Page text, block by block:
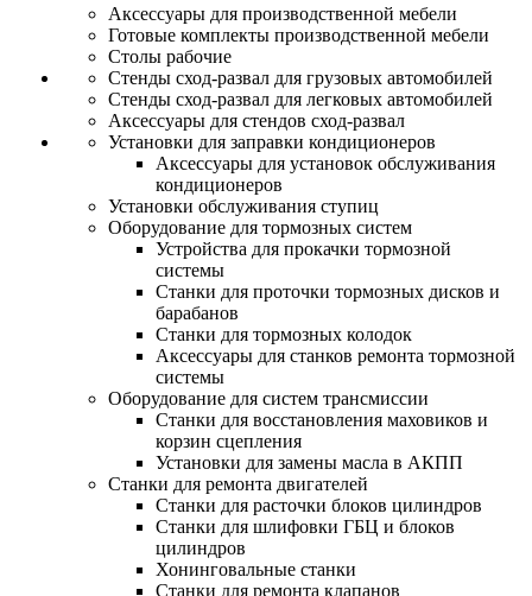
Аксессуары для производственной мебели
Готовые комплекты производственной мебели
Столы рабочие
Стенды сход-развал для грузовых автомобилей
Стенды сход-развал для легковых автомобилей
Аксессуары для стендов сход-развал
Установки для заправки кондиционеров
Аксессуары для установок обслуживания
кондиционеров
Установки обслуживания ступиц
Оборудование для тормозных систем
Устройства для прокачки тормозной
системы
Станки для проточки тормозных дисков и
барабанов
Станки для тормозных колодок
Аксессуары для станков ремонта тормозной
системы
Оборудование для систем трансмиссии
Станки для восстановления маховиков и
корзин сцепления
Установки для замены масла в АКПП
Станки для ремонта двигателей
Станки для расточки блоков цилиндров
Станки для шлифовки ГБЦ и блоков
цилиндров
Хонинговальные станки
Станки для ремонта клапанов